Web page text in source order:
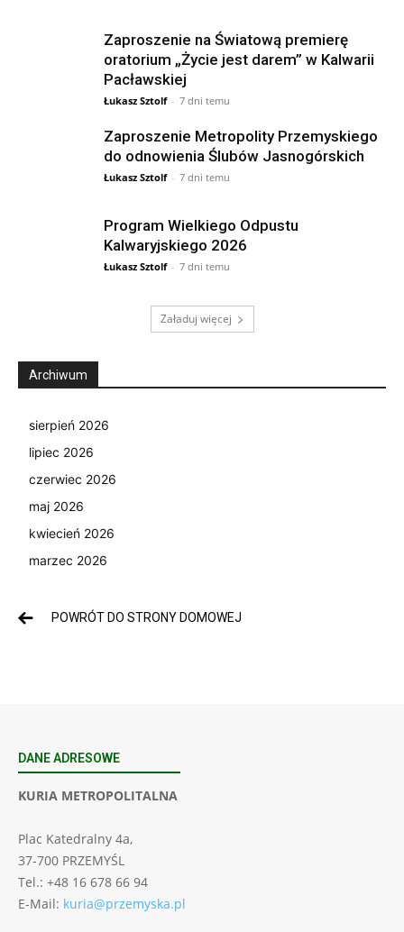
Zaproszenie na Światową premierę
oratorium „Życie jest darem” w Kalwarii
Pacławskiej
Łukasz Sztolf - 7 dni temu
Zaproszenie Metropolity Przemyskiego
do odnowienia Ślubów Jasnogórskich
Łukasz Sztolf - 7 dni temu
Program Wielkiego Odpustu
Kalwaryjskiego 2026
Łukasz Sztolf - 7 dni temu
Załaduj więcej
Archiwum
sierpień 2026
lipiec 2026
czerwiec 2026
maj 2026
kwiecień 2026
marzec 2026
POWRÓT DO STRONY DOMOWEJ
DANE ADRESOWE
KURIA METROPOLITALNA
Plac Katedralny 4a,
37-700 PRZEMYŚL
Tel.: +48 16 678 66 94
E-Mail: kuria@przemyska.pl